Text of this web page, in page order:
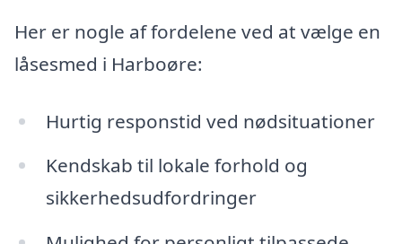
Her er nogle af fordelene ved at vælge en
låsesmed i Harboøre:
Hurtig responstid ved nødsituationer
Kendskab til lokale forhold og
sikkerhedsudfordringer